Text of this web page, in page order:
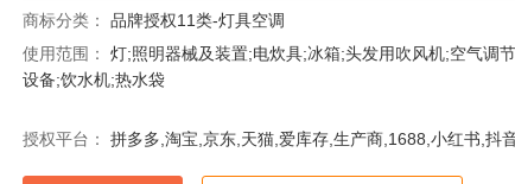
商标分类： 品牌授权11类-灯具空调
使用范围： 灯;照明器械及装置;电炊具;冰箱;头发用吹风机;空气调
设备;饮水机;热水袋
授权平台： 拼多多,淘宝,京东,天猫,爱库存,生产商,1688,小红书,抖